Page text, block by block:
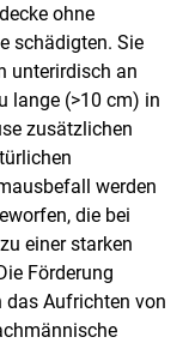
ohne
schädigten. Sie
unterirdisch an
lange (>10 cm) in
zusätzlichen
werden
die bei
einer starken
Förderung
das Aufrichten von